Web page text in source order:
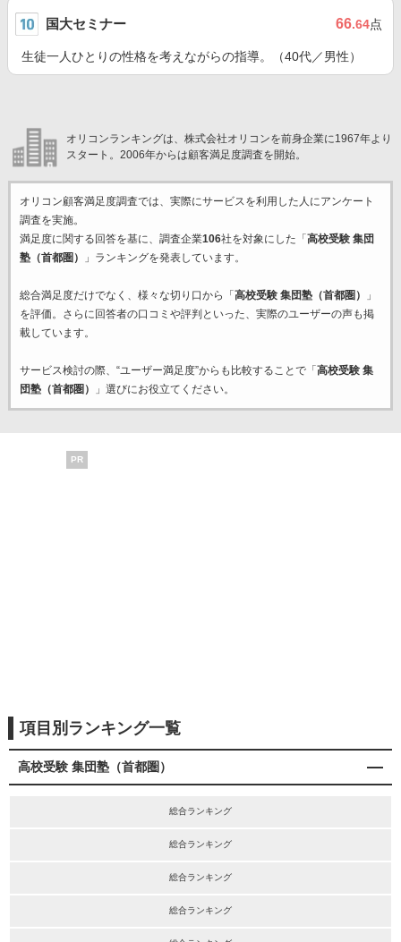
国大セミナー 66.64点
生徒一人ひとりの性格を考えながらの指導。（40代／男性）
オリコンランキングは、株式会社オリコンを前身企業に1967年より
スタート。2006年からは顧客満足度調査を開始。
オリコン顧客満足度調査では、実際にサービスを利用した 人にアンケート
調査を実施。
満足度に関する回答を基に、調査企業106社を対象にした「 高校受験 集団
塾（首都圏）
」ランキングを発表しています。
総合満足度だけでなく、様々な切り口から「 高校受験 集団塾（首都圏）
」
を評価。さらに回答者の口コミや評判といった、実際のユーザーの声も掲
載しています。
サービス検討の際、“ユーザー満足度”からも比較することで「 高校受験 集
団塾（首都圏）
」選びにお役立てください。
PR
項目別ランキング一覧
高校受験 集団塾（首都圏）
総合ランキング
総合ランキング
総合ランキング
総合ランキング